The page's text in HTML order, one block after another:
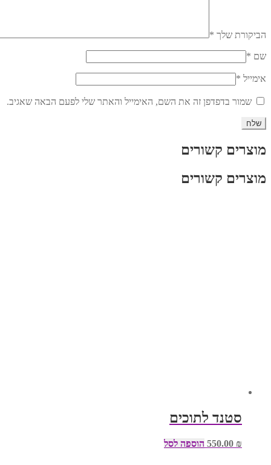
הביקורת שלך *
שם *
אימייל *
שמור בדפדפן זה את השם, האימייל והאתר שלי לפעם הבאה שאגיב.
מוצרים קשורים
מוצרים קשורים
סטנד לתוכים
₪ הוספה לסל